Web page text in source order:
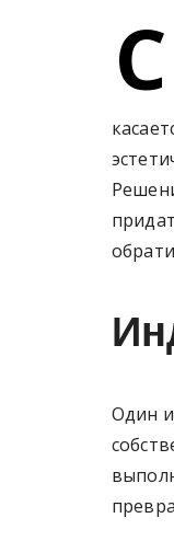
С
Один